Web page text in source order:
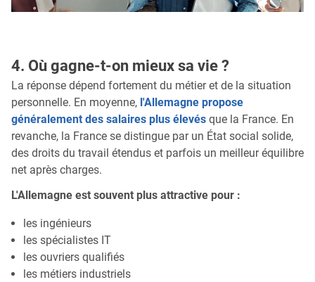
4. Où gagne-t-on mieux sa vie ?
La réponse dépend fortement du métier et de la situation
personnelle. En moyenne, l'Allemagne propose
généralement des salaires plus élevés que la France. En
revanche, la France se distingue par un État social solide,
des droits du travail étendus et parfois un meilleur équilibre
net après charges.
L'Allemagne est souvent plus attractive pour :
les ingénieurs
les spécialistes IT
les ouvriers qualifiés
les métiers industriels